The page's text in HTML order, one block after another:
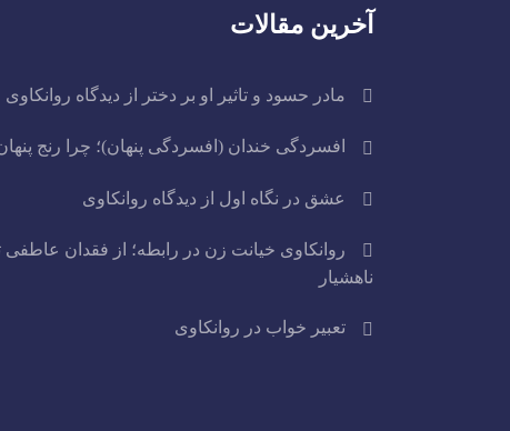
آخرین مقالات
مادر حسود و تاثیر او بر دختر از دیدگاه روانکاوی
افسردگی خندان (افسردگی پنهان)؛ چرا رنج
عشق در نگاه اول از دیدگاه روانکاوی
روانکاوی خیانت زن در رابطه؛ از فقدان عاطفی
ناهشیار
تعبیر خواب در روانکاوی